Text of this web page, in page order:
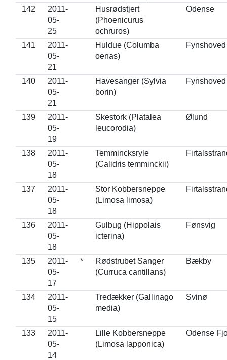
142
2011-
05-
25
Husrødstjert
(Phoenicurus
ochruros)
Odense
141
2011-
05-
21
Huldue (Columba
oenas)
Fynshoved
140
2011-
05-
21
Havesanger (Sylvia
borin)
Fynshoved
139
2011-
05-
19
Skestork (Platalea
leucorodia)
Ølund
138
2011-
05-
18
Temmincksryle
(Calidris temminckii)
137
2011-
05-
18
Stor Kobbersneppe
(Limosa limosa)
136
2011-
05-
18
Gulbug (Hippolais
icterina)
Fønsvig
135
2011-
05-
17
*
Rødstrubet Sanger
(Curruca cantillans)
Bækby
134
2011-
05-
15
Tredækker (Gallinago
media)
Svinø
133
2011-
05-
14
Lille Kobbersneppe
(Limosa lapponica)
Odense